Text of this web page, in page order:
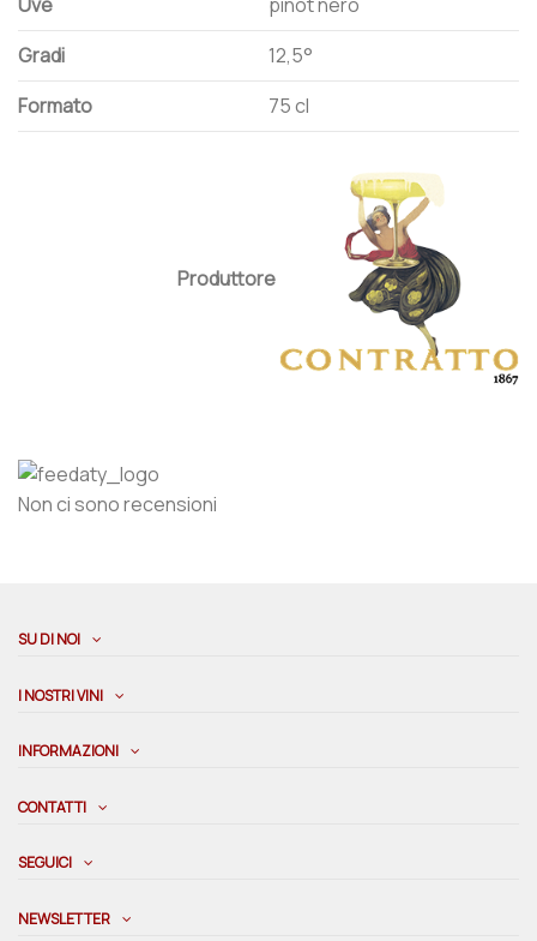
Gradi
12,5°
Formato
75 cl
Produttore
Non ci sono recensioni
SU DI NOI
I NOSTRI VINI
INFORMAZIONI
CONTATTI
SEGUICI
NEWSLETTER